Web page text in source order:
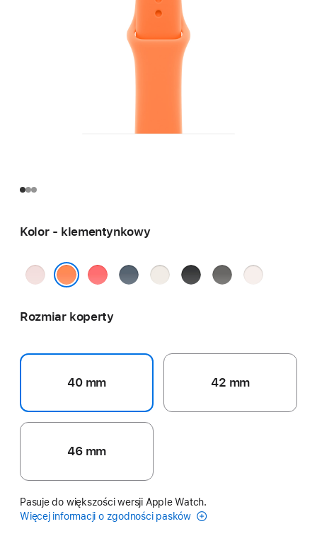
Kolor - klementynkowy
jasnoróżowyróżowamarynarskiksiężycowa
czarnygórskałagodny
Rozmiar koperty
40 mm 42 mm
46 mm
Pasuje do większości wersji Apple Watch.
Więcej informacji o zgodności pasków